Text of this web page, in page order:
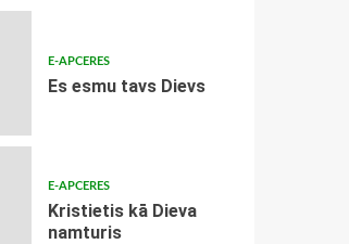
E-APCERES
Es esmu tavs Dievs
E-APCERES
Kristietis kā Dieva
namturis